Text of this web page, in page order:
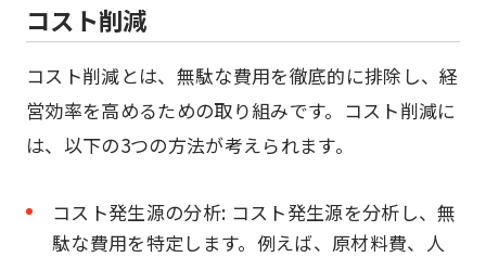
コスト削減
コスト削減とは、無駄な費用を徹底的に排除し、経
営効率を高めるための取り組みです。コスト削減に
は、以下の3つの方法が考えられます。
コスト発生源の分析: コスト発生源を分析し、無
駄な費用を特定します。例えば、原材料費、人